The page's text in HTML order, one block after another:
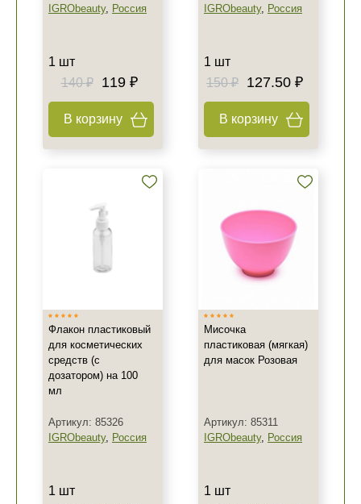
IGRObeauty, Россия
1 шт
140 ₽
119 ₽
В корзину
IGRObeauty, Россия
1 шт
150 ₽
127.50 ₽
В корзину
Флакон пластиковый
для косметических
средств (с
дозатором) на 100
мл
Артикул: 85326
IGRObeauty, Россия
1 шт
Мисочка
пластиковая (мягкая)
для масок Розовая
Артикул: 85311
IGRObeauty, Россия
1 шт